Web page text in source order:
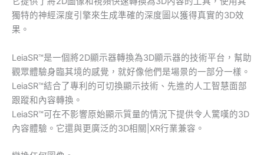
獨特的神經深度引擎來生成準確的深度圖以獲得真實的3D效
果。
LeiaSR™是一個將2D顯示器轉換為3D顯示器的技術平台，幫助
觀眾體驗身臨其境的感覺，就好像他們是場景的一部分一樣。
LeiaSR™結合了專利的可切換顯示技術、先進的人工智慧面部
跟蹤和內容轉換。
LeiaSR™可在不影響原始顯示質量的情況下提供令人驚嘆的3D
內容體驗。它還與更廣泛的3D相關|XR行業兼容。